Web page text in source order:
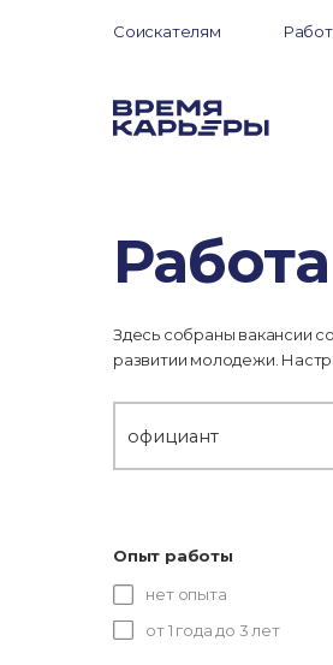
Соискателям
Здесь собраны вакансии
развитии молодежи.
Опыт работы
нет опыта
от 1 года до 3 лет